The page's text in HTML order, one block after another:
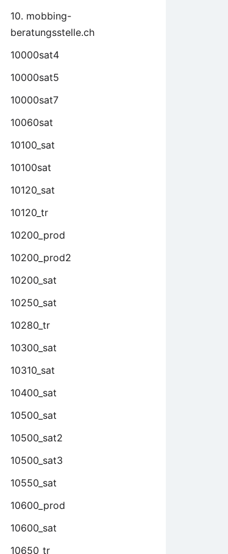
10. mobbing-
beratungsstelle.ch
10000sat4
10000sat5
10000sat7
10060sat
10100_sat
10100sat
10120_sat
10120_tr
10200_prod
10200_prod2
10200_sat
10250_sat
10280_tr
10300_sat
10310_sat
10400_sat
10500_sat
10500_sat2
10500_sat3
10550_sat
10600_prod
10600_sat
10650_tr